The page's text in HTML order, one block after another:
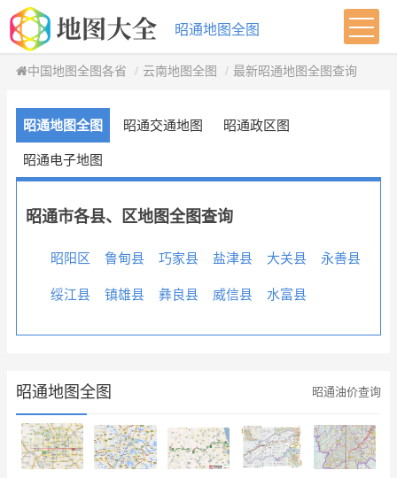
昭通地图全图
中国地图全图各省 云南地图全图 最新昭通地图全图查询
昭通地图全图 昭通交通地图 昭通政区图
昭通电子地图
昭通市各县、区地图全图查询
昭阳区 鲁甸县 巧家县 盐津县 大关县 永善县
绥江县 镇雄县 彝良县 威信县 水富县
昭通地图全图 昭通油价查询